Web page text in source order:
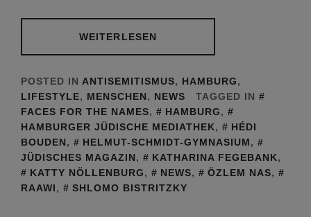
WEITERLESEN
POSTED IN ANTISEMITISMUS, HAMBURG,
LIFESTYLE, MENSCHEN, NEWS
TAGGED IN
FACES FOR THE NAMES, HAMBURG,
HAMBURGER JÜDISCHE MEDIATHEK,
HÉDI
BOUDEN, HELMUT-SCHMIDT-GYMNASIUM,
JÜDISCHES MAGAZIN, KATHARINA FEGEBANK,
KATTY NÖLLENBURG, NEWS, ÖZLEM NAS,
RAAWI, SHLOMO BISTRITZKY